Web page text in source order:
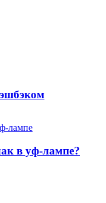
в уф-лампе?